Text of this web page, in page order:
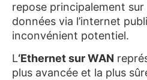
repose principalement
données via l’internet
inconvénient potentiel.
L‘Ethernet sur WAN
plus avancée et la plus